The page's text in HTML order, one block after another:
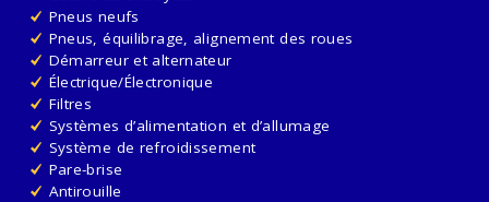
Pneus neufs
Pneus, équilibrage, alignement des roues
Démarreur et alternateur
Électrique/Électronique
Filtres
Systèmes d’alimentation et d’allumage
Système de refroidissement
Pare-brise
Antirouille